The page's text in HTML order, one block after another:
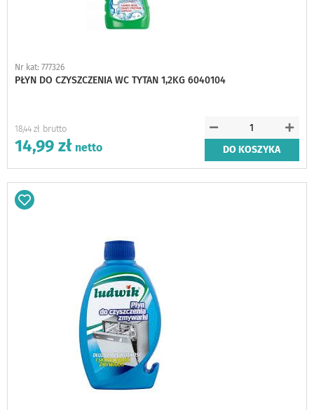
Nr kat: 777326
PŁYN DO CZYSZCZENIA WC TYTAN 1,2KG 6040104
18,44 zł
14,99 zł DO KOSZYKA
Dodaj